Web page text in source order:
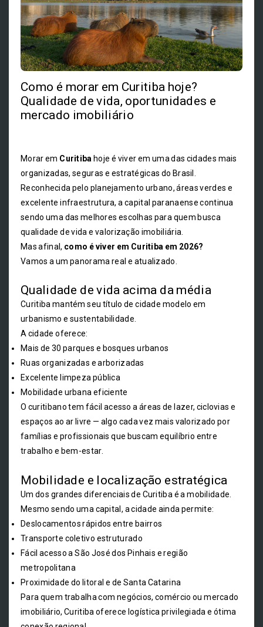
Como é morar em Curitiba hoje?
Qualidade de vida, oportunidades e
mercado imobiliário
Morar em Curitiba hoje é viver em uma das cidades mais
organizadas, seguras e estratégicas do Brasil.
Reconhecida pelo planejamento urbano, áreas verdes e
excelente infraestrutura, a capital paranaense continua
sendo uma das melhores escolhas para quem busca
qualidade de vida e valorização imobiliária.
Mas afinal, como é viver em Curitiba em 2026?
Vamos a um panorama real e atualizado.
Qualidade de vida acima da média
Curitiba mantém seu título de cidade modelo em
urbanismo e sustentabilidade.
A cidade oferece:
Mais de 30 parques e bosques urbanos
Ruas organizadas e arborizadas
Excelente limpeza pública
Mobilidade urbana eficiente
O curitibano tem fácil acesso a áreas de lazer, ciclovias e
espaços ao ar livre — algo cada vez mais valorizado por
famílias e profissionais que buscam equilíbrio entre
trabalho e bem-estar.
Mobilidade e localização estratégica
Um dos grandes diferenciais de Curitiba é a mobilidade.
Mesmo sendo uma capital, a cidade ainda permite:
Deslocamentos rápidos entre bairros
Transporte coletivo estruturado
Fácil acesso a São José dos Pinhais e região
metropolitana
Proximidade do litoral e de Santa Catarina
Para quem trabalha com negócios, comércio ou mercado
imobiliário, Curitiba oferece logística privilegiada e ótima